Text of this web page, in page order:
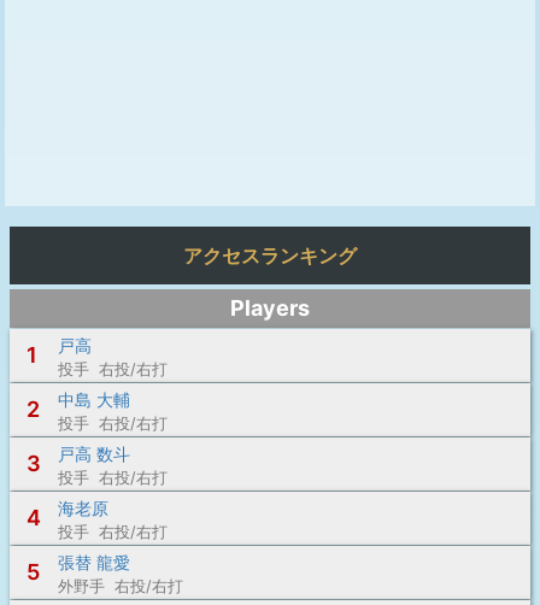
アクセスランキング
Players
1
戸高
投手 右投/右打
2 中島 大輔
投手 右投/右打
3 戸高 数斗
投手 右投/右打
4 海老原
投手 右投/右打
5 張替 龍愛
外野手 右投/右打